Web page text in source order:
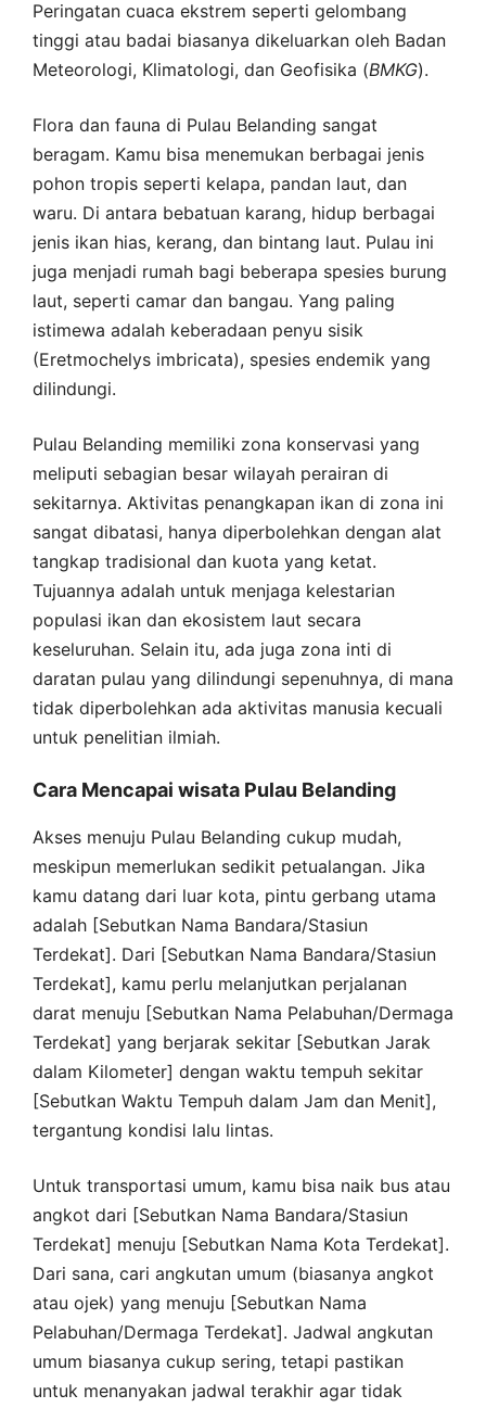
Peringatan cuaca ekstrem seperti gelombang
tinggi atau badai biasanya dikeluarkan oleh Badan
Meteorologi, Klimatologi, dan Geofisika (BMKG).
Flora dan fauna di Pulau Belanding sangat
beragam. Kamu bisa menemukan berbagai jenis
pohon tropis seperti kelapa, pandan laut, dan
waru. Di antara bebatuan karang, hidup berbagai
jenis ikan hias, kerang, dan bintang laut. Pulau ini
juga menjadi rumah bagi beberapa spesies burung
laut, seperti camar dan bangau. Yang paling
istimewa adalah keberadaan penyu sisik
(Eretmochelys imbricata), spesies endemik yang
dilindungi.
Pulau Belanding memiliki zona konservasi yang
meliputi sebagian besar wilayah perairan di
sekitarnya. Aktivitas penangkapan ikan di zona ini
sangat dibatasi, hanya diperbolehkan dengan alat
tangkap tradisional dan kuota yang ketat.
Tujuannya adalah untuk menjaga kelestarian
populasi ikan dan ekosistem laut secara
keseluruhan. Selain itu, ada juga zona inti di
daratan pulau yang dilindungi sepenuhnya, di mana
tidak diperbolehkan ada aktivitas manusia kecuali
untuk penelitian ilmiah.
Cara Mencapai wisata Pulau Belanding
Akses menuju Pulau Belanding cukup mudah,
meskipun memerlukan sedikit petualangan. Jika
kamu datang dari luar kota, pintu gerbang utama
adalah [Sebutkan Nama Bandara/Stasiun
Terdekat]. Dari [Sebutkan Nama Bandara/Stasiun
Terdekat], kamu perlu melanjutkan perjalanan
darat menuju [Sebutkan Nama Pelabuhan/Dermaga
Terdekat] yang berjarak sekitar [Sebutkan Jarak
dalam Kilometer] dengan waktu tempuh sekitar
[Sebutkan Waktu Tempuh dalam Jam dan Menit],
tergantung kondisi lalu lintas.
Untuk transportasi umum, kamu bisa naik bus atau
angkot dari [Sebutkan Nama Bandara/Stasiun
Terdekat] menuju [Sebutkan Nama Kota Terdekat].
Dari sana, cari angkutan umum (biasanya angkot
atau ojek) yang menuju [Sebutkan Nama
Pelabuhan/Dermaga Terdekat]. Jadwal angkutan
umum biasanya cukup sering, tetapi pastikan
untuk menanyakan jadwal terakhir agar tidak